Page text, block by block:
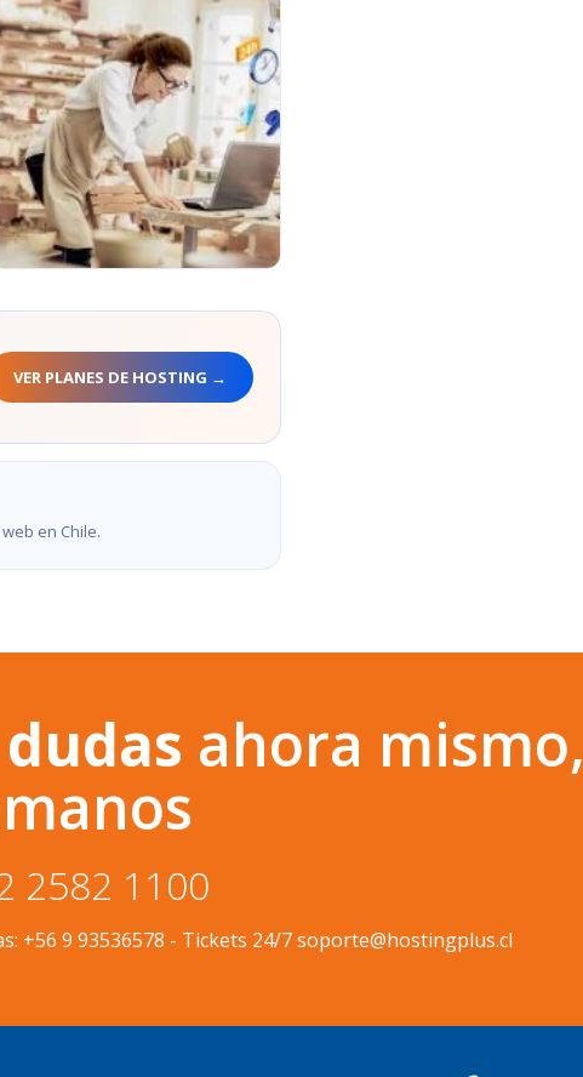
Ideas para Vender Más en tu
VER PLANES DE HOSTING →
en Chile.
ahora mismo,
2582 1100
+56 9 93536578 - Tickets 24/7 soporte@hostingplus.cl